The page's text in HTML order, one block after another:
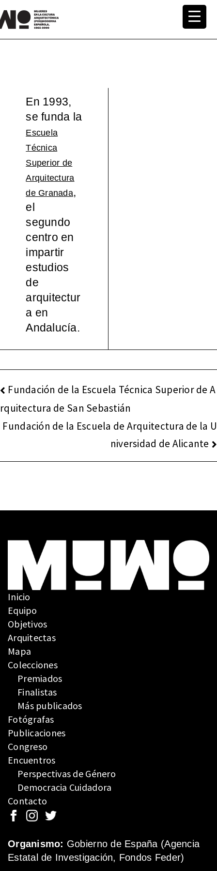
al
MuWo –
En 1993,
se funda la
Escuela
Técnica
Superior de
Arquitectura
de Granada,
el
segundo
centro en
impartir
estudios
de
arquitectur
a en
Andalucía.
NAVEGACIÓN
ENTRADAS
Fundación de la Escuela Técnica Superior de A
rquitectura de San Sebastián
Fundación de la Escuela de Arquitectura de la U
niversidad de Alicante
Inicio
Equipo
Objetivos
Arquitectas
Mapa
Colecciones
Premiados
Finalistas
Más publicados
Fotógrafas
Publicaciones
Congreso
Encuentros
Perspectivas de Género
Democracia Cuidadora
Contacto
Organismo: Gobierno de España (Agencia
Estatal de Investigación, Fondos Feder)